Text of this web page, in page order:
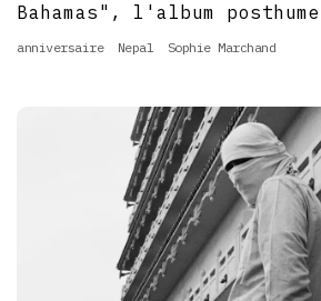
Bahamas", l'album
anniversaire Nepal Sophie Marchand